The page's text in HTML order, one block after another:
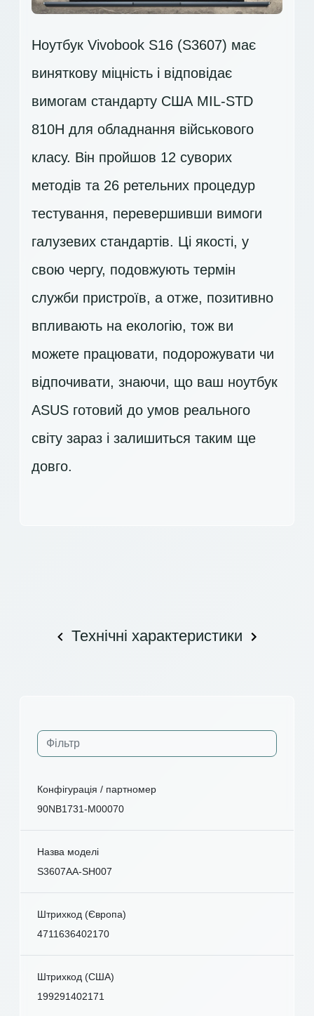
Ноутбук Vivobook S16 (S3607) має
виняткову міцність і відповідає
вимогам стандарту США MIL-STD
810H для обладнання військового
класу. Він пройшов 12 суворих
методів та 26 ретельних процедур
тестування, перевершивши вимоги
галузевих стандартів. Ці якості, у
свою чергу, подовжують термін
служби пристроїв, а отже, позитивно
впливають на екологію, тож ви
можете працювати, подорожувати чи
відпочивати, знаючи, що ваш ноутбук
ASUS готовий до умов реального
світу зараз і залишиться таким ще
довго.
Технічні характеристики
Конфігурація / партномер
90NB1731-M00070
Назва моделі
S3607AA-SH007
Штрихкод (Європа)
4711636402170
Штрихкод (США)
199291402171